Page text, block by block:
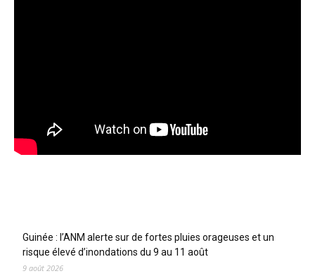
Guinée : l’ANM alerte sur de fortes pluies orageuses et un
risque élevé d’inondations du 9 au 11 août
9 août 2026